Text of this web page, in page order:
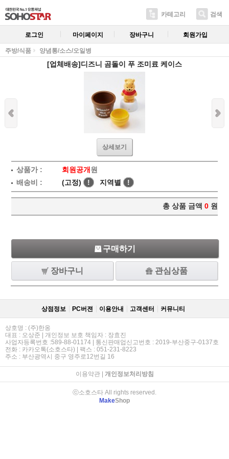
카테고리 검색
로그인 마이페이지 장바구니 회원가입
주방/식품 양념통/소스/오일병
[업체배송]디즈니 곰돌이 푸 조미료 케이스
상세보기
상품가 : 회원공개 원
배송비 :
(고정) ! 지역별 !
총 상품 금액 0 원
구매하기
장바구니 관심상품
상점정보 PC버젼 이용안내 고객센터 커뮤니티
상호명 : (주)한옹
대표 : 오상준 | 개인정보 보호 책임자 : 장효진
사업자등록번호 :589-88-01174 | 통신판매업신고번호 : 2019-부산중구-0137호
전화 : 카카오톡(소호스타) | 팩스 : 051-231-8223
주소 : 부산광역시 중구 영주로12번길 16
이용약관| 개인정보처리방침
ⓒ소호스타 All rights reserved.
MakeShop